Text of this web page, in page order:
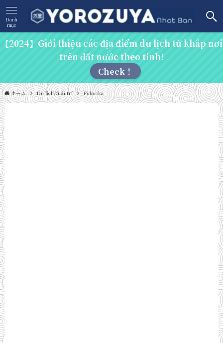
Danh
mục
【2024】Giới thiệu các địa điểm du lịch từ khắp nơi
trên đất nước theo tỉnh!
Check！
ホーム Du lịch/Giải trí Fukuoka